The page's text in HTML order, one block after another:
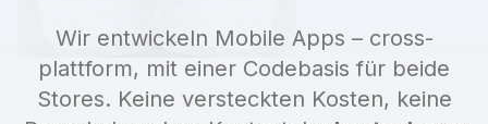
Wir entwickeln Mobile Apps – cross-
plattform, mit einer Codebasis für beide
Stores. Keine versteckten Kosten, keine